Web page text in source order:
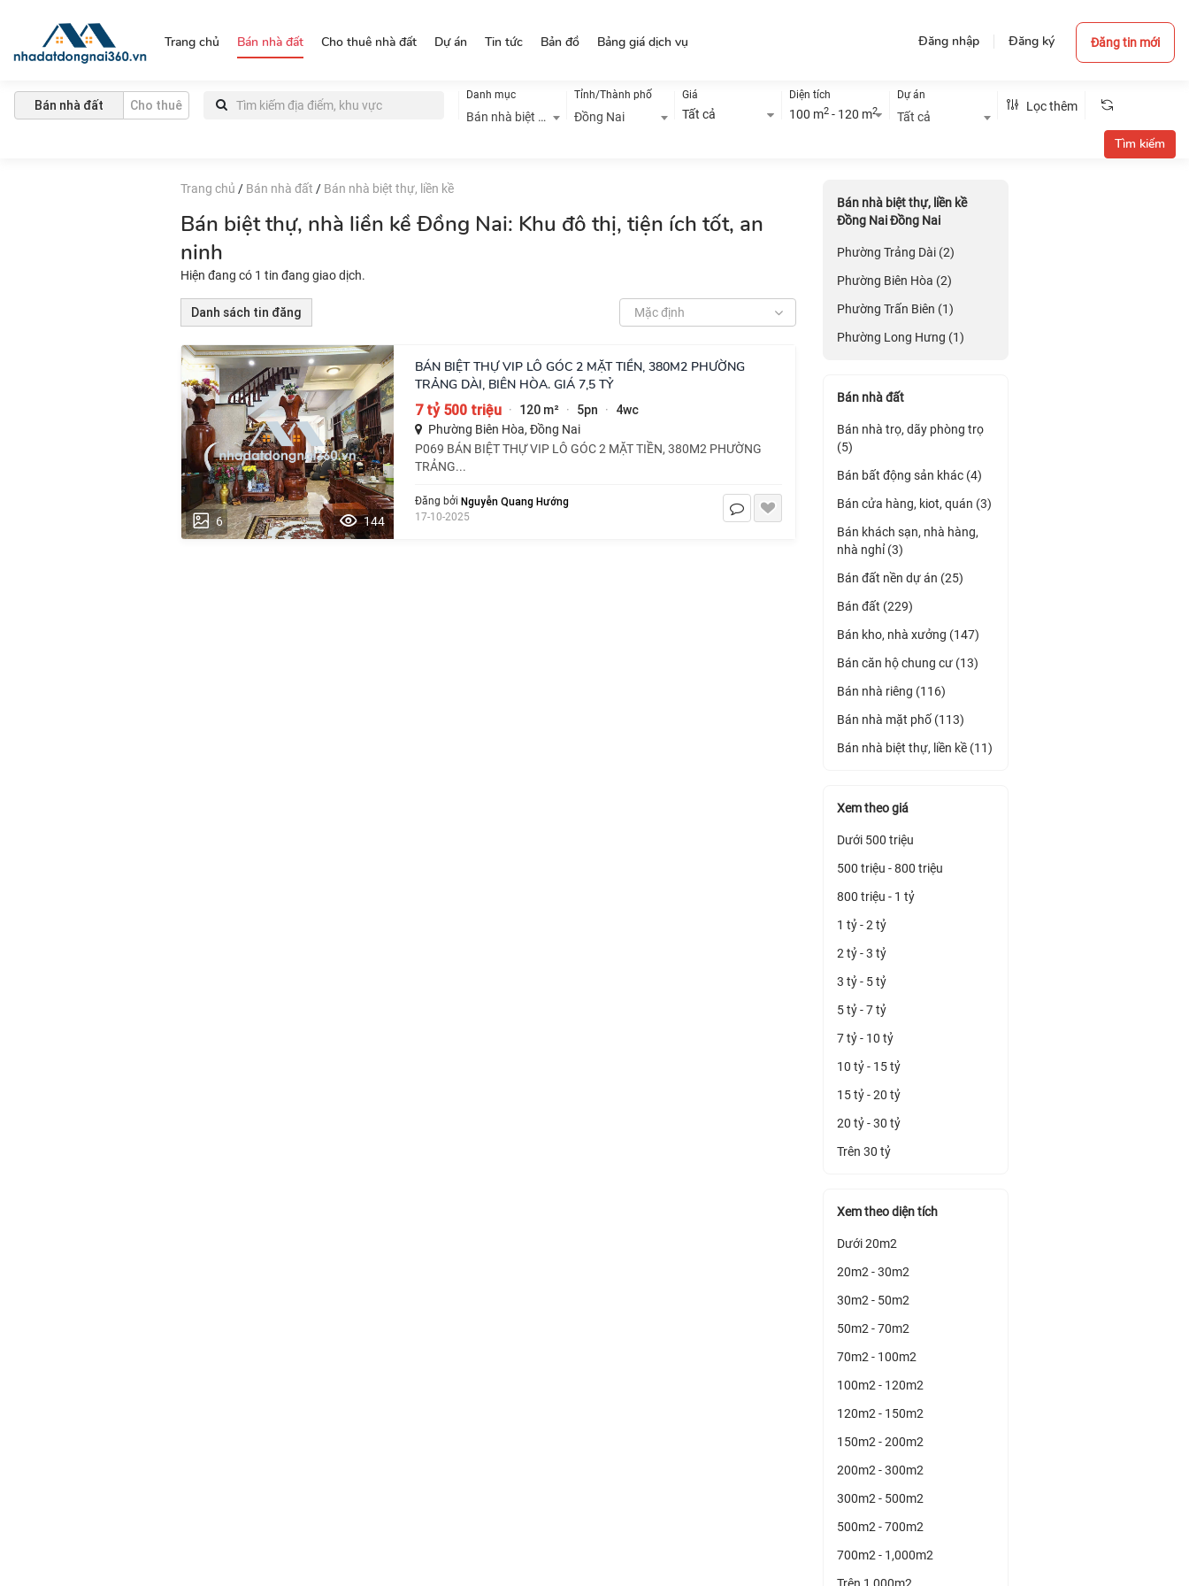
Đăng nhập Đăng ký Đăng tin mới
Trang chủ Bán nhà đất Cho thuê nhà đất Dự án Tin tức Bản đồ Bảng giá dịch vụ
Bán nhà đất Cho thuê
Danh mục
Bán nhà biệt thự, liền kề
Tỉnh/Thành phố
Đồng Nai
Giá
Tất cả
Diện tích
100 m2 - 120 m2
Dự án
Tất cả
Lọc thêm
Trang chủ / Bán nhà đất / Bán nhà biệt thự, liền kề
Bán biệt thự, nhà liền kề Đồng Nai: Khu đô thị, tiện ích tốt, an
ninh
Hiện đang có 1 tin đang giao dịch.
Danh sách tin đăng Mặc định
6 144
BÁN BIỆT THỰ VIP LÔ GÓC 2 MẶT TIỀN, 380M2 PHƯỜNG
TRẢNG DÀI, BIÊN HÒA. GIÁ 7,5 TỶ
7 tỷ 500 triệu · 120 m² · 5pn · 4wc
Phường Biên Hòa, Đồng Nai
P069 BÁN BIỆT THỰ VIP LÔ GÓC 2 MẶT TIỀN, 380M2 PHƯỜNG
TRẢNG...
Đăng bởi Nguyễn Quang Hướng
17-10-2025
Bán nhà biệt thự, liền kề
Đồng Nai Đồng Nai
Phường Trảng Dài (2)
Phường Biên Hòa (2)
Phường Trấn Biên (1)
Phường Long Hưng (1)
Bán nhà đất
Bán nhà trọ, dãy phòng trọ
(5)
Bán bất động sản khác (4)
Bán cửa hàng, kiot, quán (3)
Bán khách sạn, nhà hàng,
nhà nghỉ (3)
Bán đất nền dự án (25)
Bán đất (229)
Bán kho, nhà xưởng (147)
Bán căn hộ chung cư (13)
Bán nhà riêng (116)
Bán nhà mặt phố (113)
Bán nhà biệt thự, liền kề (11)
Xem theo giá
Dưới 500 triệu
500 triệu - 800 triệu
800 triệu - 1 tỷ
1 tỷ - 2 tỷ
2 tỷ - 3 tỷ
3 tỷ - 5 tỷ
5 tỷ - 7 tỷ
7 tỷ - 10 tỷ
10 tỷ - 15 tỷ
15 tỷ - 20 tỷ
20 tỷ - 30 tỷ
Trên 30 tỷ
Xem theo diện tích
Dưới 20m2
20m2 - 30m2
30m2 - 50m2
50m2 - 70m2
70m2 - 100m2
100m2 - 120m2
120m2 - 150m2
150m2 - 200m2
200m2 - 300m2
300m2 - 500m2
500m2 - 700m2
700m2 - 1,000m2